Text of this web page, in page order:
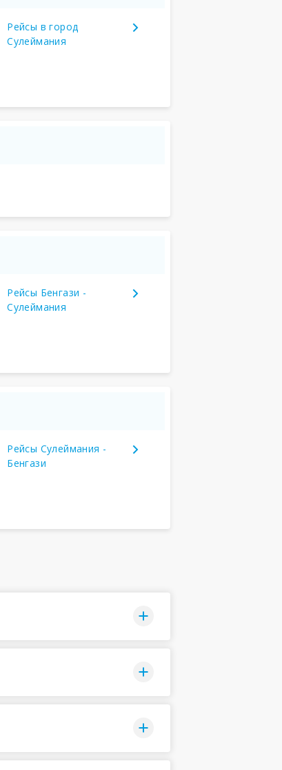
Рейсы в город
Сулеймания
Рейсы Бенгази -
Сулеймания
Рейсы Сулеймания -
Бенгази